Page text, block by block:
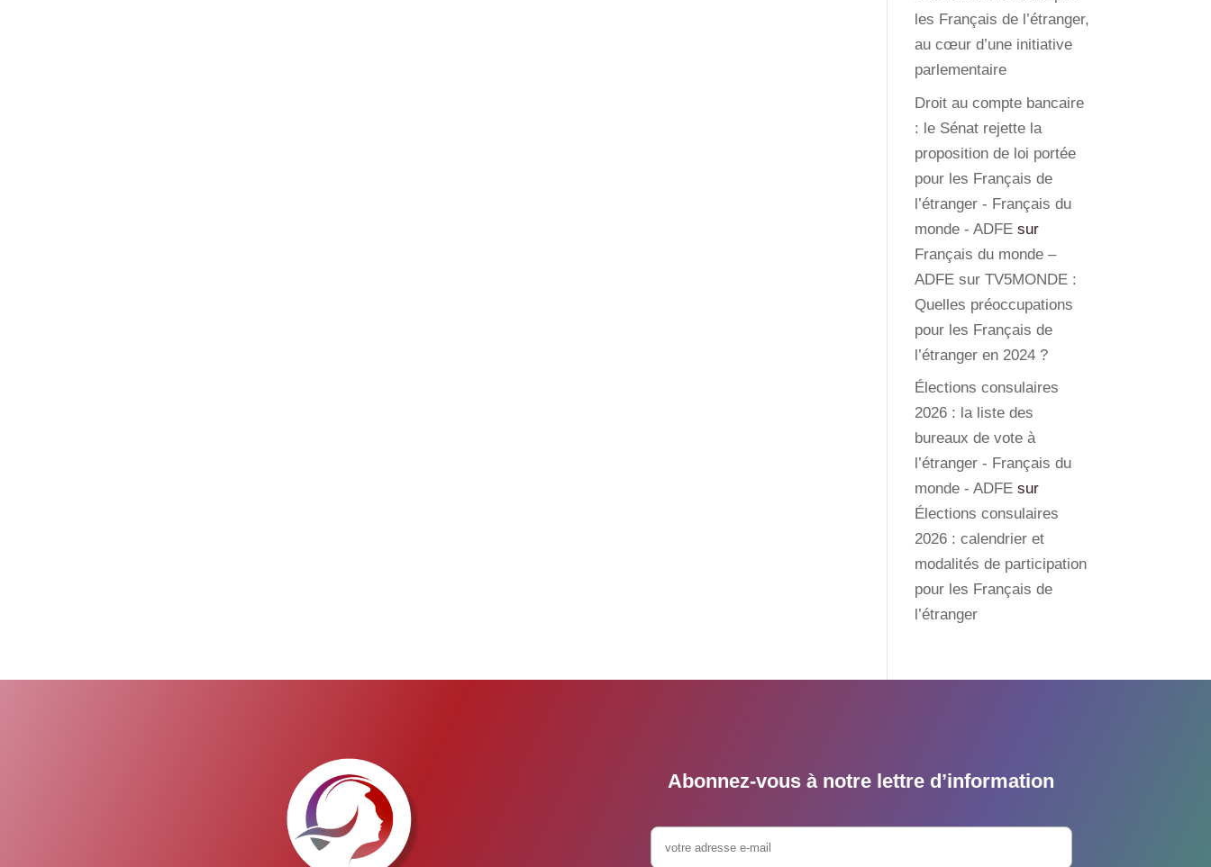
les Français de l’étranger,
au cœur d’une initiative
parlementaire
Droit au compte bancaire
: le Sénat rejette la
proposition de loi portée
pour les Français de
l’étranger - Français du
monde - ADFE sur
Français du monde –
ADFE sur TV5MONDE :
Quelles préoccupations
pour les Français de
l’étranger en 2024 ?
Élections consulaires
2026 : la liste des
bureaux de vote à
l’étranger - Français du
monde - ADFE sur
Élections consulaires
2026 : calendrier et
modalités de participation
pour les Français de
l’étranger
Abonnez-vous à notre lettre d’information